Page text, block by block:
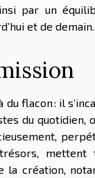
par un
et de demain.
flacon : il
du quotidien,
création,